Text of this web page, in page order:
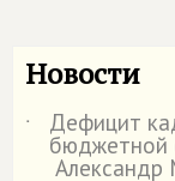
Новости
˙ Дефицит
бюджетной
Александр